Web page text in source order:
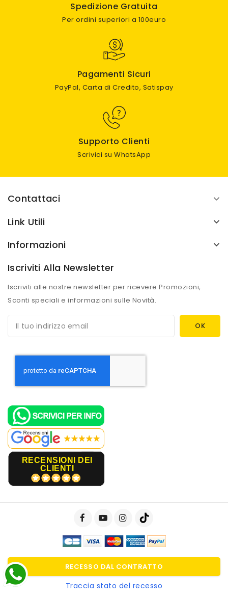
Spedizione Gratuita
Per ordini superiori a 100euro
Pagamenti Sicuri
PayPal, Carta di Credito, Satispay
Supporto Clienti
Scrivici su WhatsApp
Contattaci
Link Utili
Informazioni
Iscriviti Alla Newsletter
Iscriviti alle nostre newsletter per ricevere Promozioni,
Sconti speciali e informazioni sulle Novità.
RECENSIONI DEI
CLIENTI
RECESSO DAL CONTRATTO
Traccia stato del recesso